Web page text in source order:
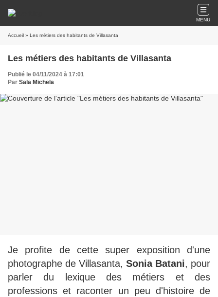
MENU
Accueil » Les métiers des habitants de Villasanta
Les métiers des habitants de Villasanta
Publié le 04/11/2024 à 17:01
Par Sala Michela
Je profite de cette super exposition d'une
photographe de Villasanta, Sonia Batani, pour
parler du lexique des métiers et des
professions et raconter un peu d'histoire de